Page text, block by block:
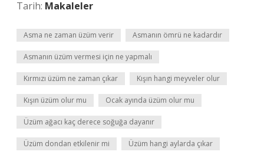
Tarih: Makaleler
Asma ne zaman üzüm verir Asmanın ömrü ne kadardır
Asmanın üzüm vermesi için ne yapmalı
Kırmızı üzüm ne zaman çıkar Kışın hangi meyveler olur
Kışın üzüm olur mu Ocak ayında üzüm olur mu
Üzüm ağacı kaç derece soğuğa dayanır
Üzüm dondan etkilenir mi Üzüm hangi aylarda çıkar